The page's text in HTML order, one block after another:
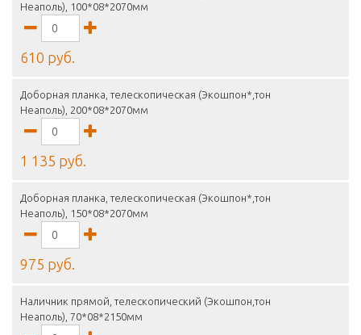
Неаполь), 100*08*2070мм
610 руб.
Доборная планка, телескопическая (Экошпон*,тон
Неаполь), 200*08*2070мм
1 135 руб.
Доборная планка, телескопическая (Экошпон*,тон
Неаполь), 150*08*2070мм
975 руб.
Наличник прямой, телескопический (Экошпон,тон
Неаполь), 70*08*2150мм